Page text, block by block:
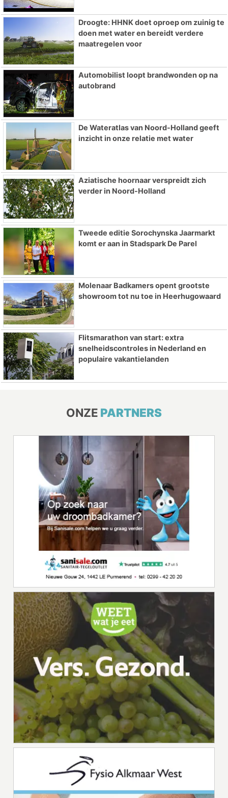
Droogte: HHNK doet oproep om zuinig te
doen met water en bereidt verdere
maatregelen voor
Automobilist loopt brandwonden op na
autobrand
De Wateratlas van Noord-Holland geeft
inzicht in onze relatie met water
Aziatische hoornaar verspreidt zich
verder in Noord-Holland
Tweede editie Sorochynska Jaarmarkt
komt er aan in Stadspark De Parel
Molenaar Badkamers opent grootste
showroom tot nu toe in Heerhugowaard
Flitsmarathon van start: extra
snelheidscontroles in Nederland en
populaire vakantielanden
ONZE PARTNERS